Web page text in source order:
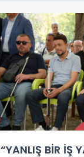
“YANLIŞ BİR İŞ